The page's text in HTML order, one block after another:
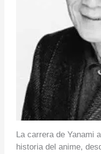
La carrera de Yanami
historia del anime,